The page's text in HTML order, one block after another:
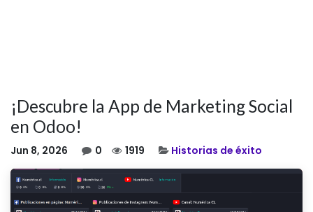
¡Descubre la App de Marketing Social
en Odoo!
Jun 8, 2026 0 1919 Historias de éxito